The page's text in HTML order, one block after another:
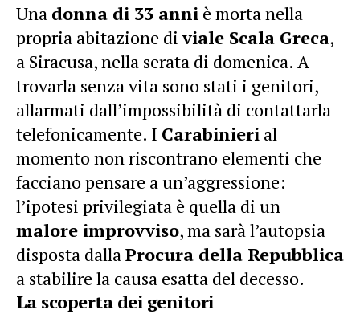
Una donna di 33 anni è morta nella
propria abitazione diviale Scala Greca,
a Siracusa, nella serata di domenica. A
trovarla senza vita sono stati i genitori,
allarmati dall’impossibilità di contattarla
telefonicamente. I Carabinieri al
momento non riscontrano elementi che
facciano pensare a un’aggressione:
l’ipotesi privilegiata è quella di un
malore improvviso, ma sarà l’autopsia
disposta dallaProcura della Repubblica
a stabilire la causa esatta del decesso.
La scoperta dei genitori